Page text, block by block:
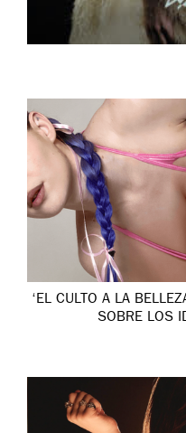
‘EL CULTO A LA
SOBRE LOS